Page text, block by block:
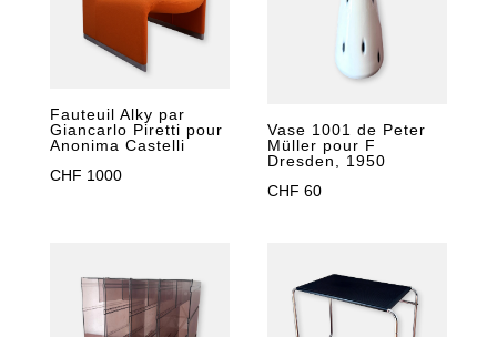
Fauteuil Alky par
Giancarlo Piretti pour
Anonima Castelli
CHF 1000
Vase 1001 de Peter
Müller pour F
Dresden, 1950
CHF 60